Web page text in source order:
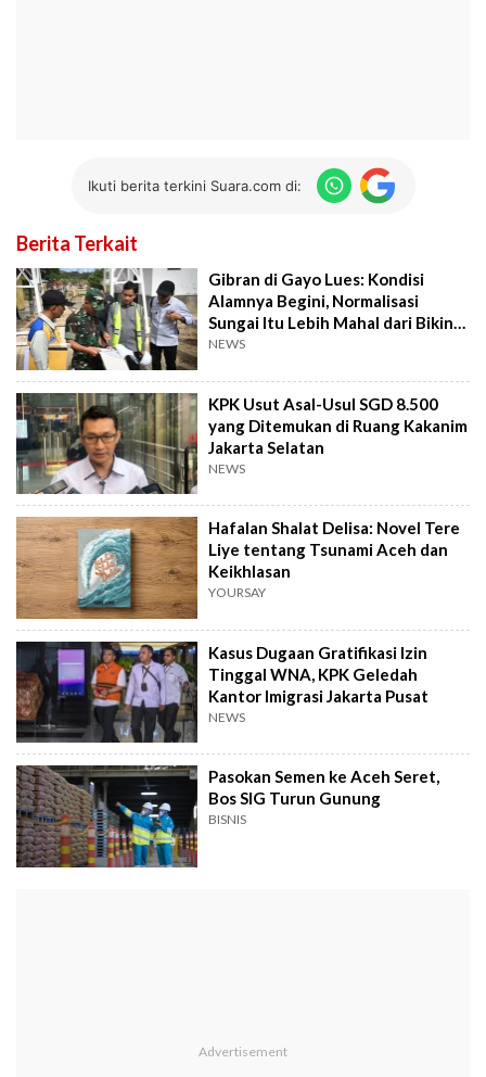
Ikuti berita terkini Suara.com di:
Berita Terkait
Gibran di Gayo Lues: Kondisi
Alamnya Begini, Normalisasi
Sungai Itu Lebih Mahal dari Bikin
Jembatan
NEWS
KPK Usut Asal-Usul SGD 8.500
yang Ditemukan di Ruang Kakanim
Jakarta Selatan
NEWS
Hafalan Shalat Delisa: Novel Tere
Liye tentang Tsunami Aceh dan
Keikhlasan
YOURSAY
Kasus Dugaan Gratifikasi Izin
Tinggal WNA, KPK Geledah
Kantor Imigrasi Jakarta Pusat
NEWS
Pasokan Semen ke Aceh Seret,
Bos SIG Turun Gunung
BISNIS